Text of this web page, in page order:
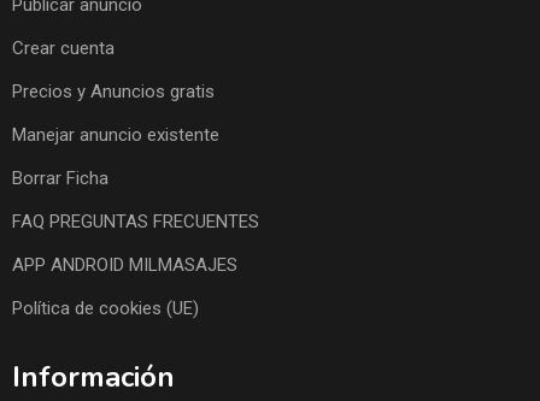
Publicar anuncio
Crear cuenta
Precios y Anuncios gratis
Manejar anuncio existente
Borrar Ficha
FAQ PREGUNTAS FRECUENTES
APP ANDROID MILMASAJES
Política de cookies (UE)
Información